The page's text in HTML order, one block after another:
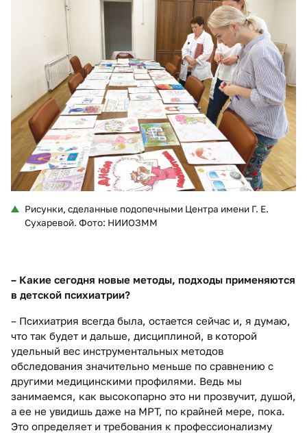
Рисунки, сделанные подопечными Центра имени Г. Е.
Сухаревой. Фото: НИИОЗММ
– Какие сегодня новые методы, подходы применяются
в детской психиатрии?
– Психиатрия всегда была, остается сейчас и, я думаю,
что так будет и дальше, дисциплиной, в которой
удельный вес инструментальных методов
обследования значительно меньше по сравнению с
другими медицинскими профилями. Ведь мы
занимаемся, как высокопарно это ни прозвучит, душой,
а ее не увидишь даже на МРТ, по крайней мере, пока.
Это определяет и требования к профессионализму